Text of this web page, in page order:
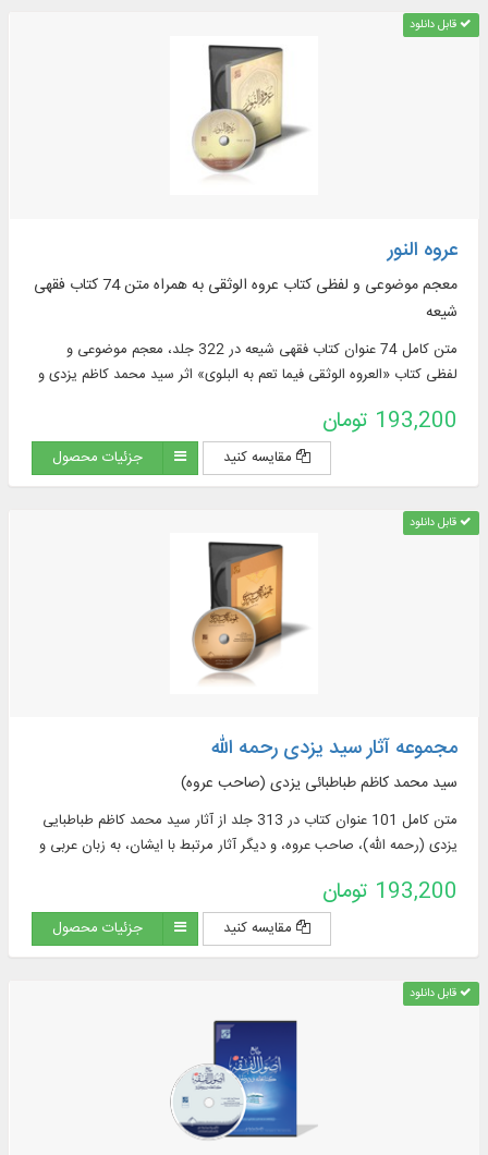
قابل دانلود
عروه النور
معجم موضوعی و لفظی کتاب عروه الوثقی به همراه متن 74 کتاب فقهی
شیعه
متن کامل 74 عنوان کتاب فقهی شیعه در 322 جلد، معجم موضوعی و
لفظی کتاب «العروه الوثقی فیما تعم به البلوی» اثر سید محمد کاظم یزدی و
193,200 تومان
مقایسه کنید جزئیات محصول
قابل دانلود
مجموعه آثار سید یزدی رحمه الله
سید محمد کاظم طباطبائی یزدی (صاحب عروه)
متن كامل 101 عنوان كتاب در 313 جلد از آثار سید محمد کاظم طباطبایی
یزدی (رحمه الله)، صاحب عروه، و دیگر آثار مرتبط با ایشان، به زبان عربی و
193,200 تومان
مقایسه کنید جزئیات محصول
قابل دانلود